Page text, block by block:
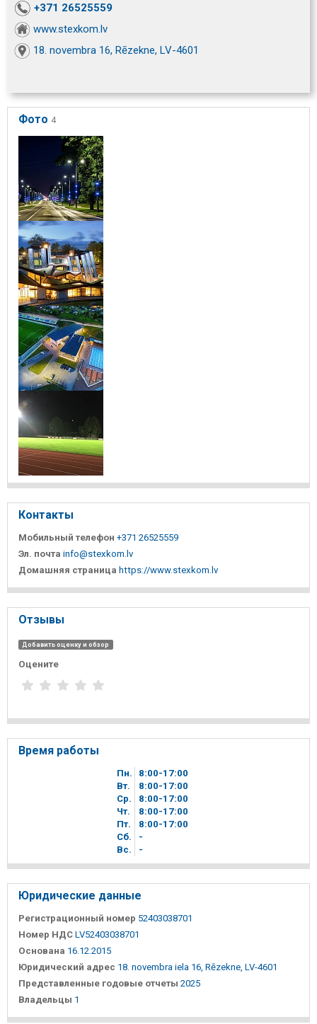
+371 26525559
www.stexkom.lv
18. novembra 16, Rēzekne, LV-4601
Фото 4
Контакты
Мобильный телефон +371 26525559
Эл. почта info@stexkom.lv
Домашняя страница https://www.stexkom.lv
Отзывы
Добавить оценку и обзор
Оцените
Время работы
Пн. 8 00-17 00
Вт.
8 00-17 00
Ср.
8 00-17 00
Чт.
8 00-17 00
Пт.
8 00-17 00
Сб.
-
Вc.
-
Юридические данные
Регистрационный номер 52403038701
Номер НДС LV52403038701
Основана 16.12.2015
Юридический адрес 18. novembra iela 16, Rēzekne, LV-4601
Представленные годовые отчеты 2025
Владельцы 1